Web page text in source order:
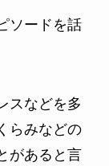
ソードを話
スなどを多
らみなどの
があると言